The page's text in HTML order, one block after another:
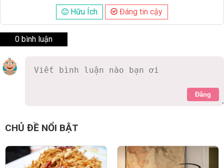
Hữu Ích
Đáng tin cậy
0 bình luận
Đăng
CHỦ ĐỀ NỔI BẬT